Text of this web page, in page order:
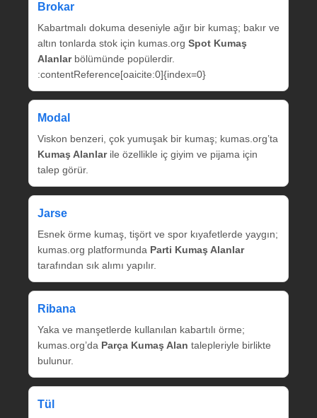
Brokar
Kabartmalı dokuma deseniyle ağır bir kumaş; bakır ve
altın tonlarda stok için kumas.org Spot Kumaş
Alanlarbölümünde popülerdir.
:contentReference[oaicite:0]{index=0}
Modal
Viskon benzeri, çok yumuşak bir kumaş; kumas.org’ta
Kumaş Alanlarile özellikle iç giyim ve pijama için
talep görür.
Jarse
Esnek örme kumaş, tişört ve spor kıyafetlerde yaygın;
kumas.org platformunda Parti Kumaş Alanlar
tarafından sık alımı yapılır.
Ribana
Yaka ve manşetlerde kullanılan kabartılı örme;
kumas.org’da Parça Kumaş Alan talepleriyle birlikte
bulunur.
Tül